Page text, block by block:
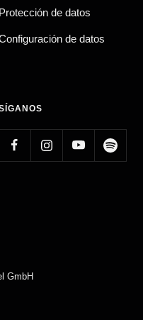
Protección de datos
de datos
GmbH